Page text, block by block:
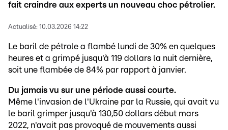
fait craindre aux experts un nouveau choc pétrolier.
Actualisé: 10.03.2026 14:22
Le baril de pétrole a flambé lundi de 30% en quelques
heures et a grimpé jusqu'à 119 dollars la nuit dernière,
soit une flambée de 84% par rapport à janvier.
Du jamais vu sur une période aussi courte.
Même l'invasion de l'Ukraine par la Russie, qui avait vu
le baril grimper jusqu'à 130,50 dollars début mars
2022, n'avait pas provoqué de mouvements aussi